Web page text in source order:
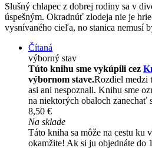
Slušný chlapec z dobrej rodiny sa v
úspešným. Okradnúť zlodeja nie je
vysnívaného cieľa, no stanica nemusí
Čítaná
výborný stav
Túto knihu sme vykúpili cez
výbornom stave.Rozdiel medzi
asi ani nespoznali. Knihu sme
na niektorých obaloch zanechať
8,50 €
Na sklade
Táto kniha sa môže na cestu ku
okamžite! Ak si ju objednáte do